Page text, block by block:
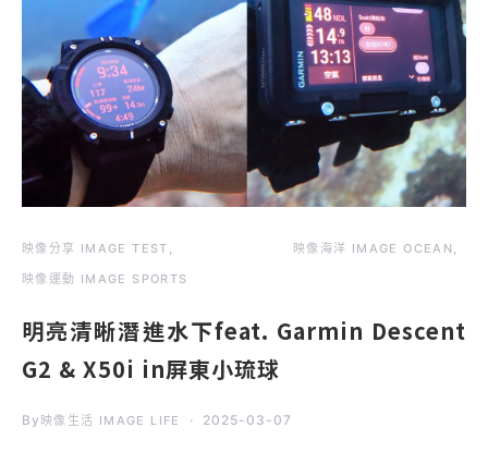
映像分享 IMAGE TEST
映像海洋 IMAGE OCEAN
映像運動 IMAGE SPORTS
明亮清晰潛進水下feat. Garmin Descent
G2 & X50i in屏東小琉球
By 映像生活 IMAGE LIFE 2025-03-07